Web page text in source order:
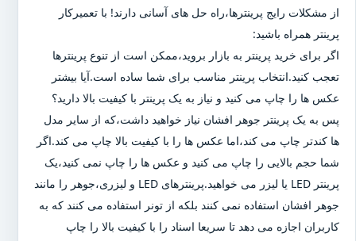
از مشکلات رایج پرینترها،راه حل های آسانی دارند! با تعمیرکار
پرینتر همراه باشید:
اگر برای خرید پرینتر به بازار بروید،ممکن است از تنوع پرینترها
تعجب کنید.انتخاب پرینتر مناسب برای شما ساده است.آیا بیشتر
عکس ها را چاپ می کنید و نیاز به یک پرینتر با کیفیت بالا دارید؟
پس به یک پرینتر جوهر افشان نیاز خواهید داشت،که از سایر مدل
ها کندتر چاپ می کند،اما عکس ها را با کیفیت بالا چاپ می کند.اگر
شما حجم بالایی را چاپ می کنید و عکس ها را چاپ نمی کنید،یک
پرینتر LED یا لیزر می خواهید.پرینترهای LED و لیزری،جوهر را مانند
جوهر افشان استفاده نمی کنند بلکه از تونر استفاده می کنند که به
کاربران اجازه می دهد تا سریعا اسناد را با کیفیت بالا را چاپ